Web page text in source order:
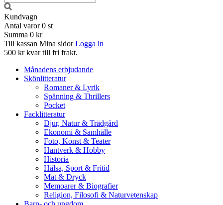
Kundvagn
Antal varor 0 st
Summa 0 kr
Till kassan Mina sidor Logga in
500 kr kvar till fri frakt.
Månadens erbjudande
Skönlitteratur
Romaner & Lyrik
Spänning & Thrillers
Pocket
Facklitteratur
Djur, Natur & Trädgård
Ekonomi & Samhälle
Foto, Konst & Teater
Hantverk & Hobby
Historia
Hälsa, Sport & Fritid
Mat & Dryck
Memoarer & Biografier
Religion, Filosofi & Naturvetenskap